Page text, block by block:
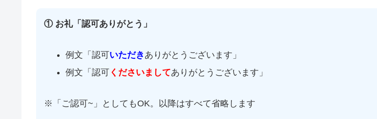
① お礼「認可ありがとう」
例文「認可いただき ありがとうございます」
例文「認可くださいましてありがとうございます」
※「ご認可~」としてもOK。以降はすべて省略します